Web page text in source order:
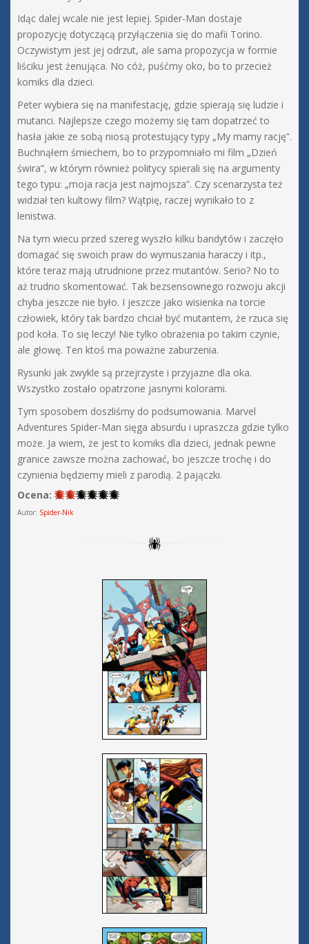
Idąc dalej wcale nie jest lepiej. Spider-Man dostaje
propozycję dotyczącą przyłączenia się do mafii Torino.
Oczywistym jest jej odrzut, ale sama propozycja w formie
liściku jest żenująca. No cóż, puśćmy oko, bo to przecież
komiks dla dzieci.
Peter wybiera się na manifestację, gdzie spierają się ludzie i
mutanci. Najlepsze czego możemy się tam dopatrzeć to
hasła jakie ze sobą niosą protestujący typy „My mamy rację”.
Buchnąłem śmiechem, bo to przypomniało mi film „Dzień
świra”, w którym również politycy spierali się na argumenty
tego typu: „moja racja jest najmojsza”. Czy scenarzysta też
widział ten kultowy film? Wątpię, raczej wynikało to z
lenistwa.
Na tym wiecu przed szereg wyszło kilku bandytów i zaczęło
domagać się swoich praw do wymuszania haraczy i itp.,
które teraz mają utrudnione przez mutantów. Serio? No to
aż trudno skomentować. Tak bezsensownego rozwoju akcji
chyba jeszcze nie było. I jeszcze jako wisienka na torcie
człowiek, który tak bardzo chciał być mutantem, że rzuca się
pod koła. To się leczy! Nie tylko obrażenia po takim czynie,
ale głowę. Ten ktoś ma poważne zaburzenia.
Rysunki jak zwykle są przejrzyste i przyjazne dla oka.
Wszystko zostało opatrzone jasnymi kolorami.
Tym sposobem doszliśmy do podsumowania. Marvel
Adventures Spider-Man sięga absurdu i upraszcza gdzie tylko
może. Ja wiem, że jest to komiks dla dzieci, jednak pewne
granice zawsze można zachować, bo jeszcze trochę i do
czynienia będziemy mieli z parodią. 2 pajączki.
Ocena:
Autor: Spider-Nik